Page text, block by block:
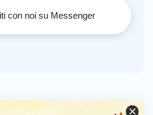
con noi su Messenger